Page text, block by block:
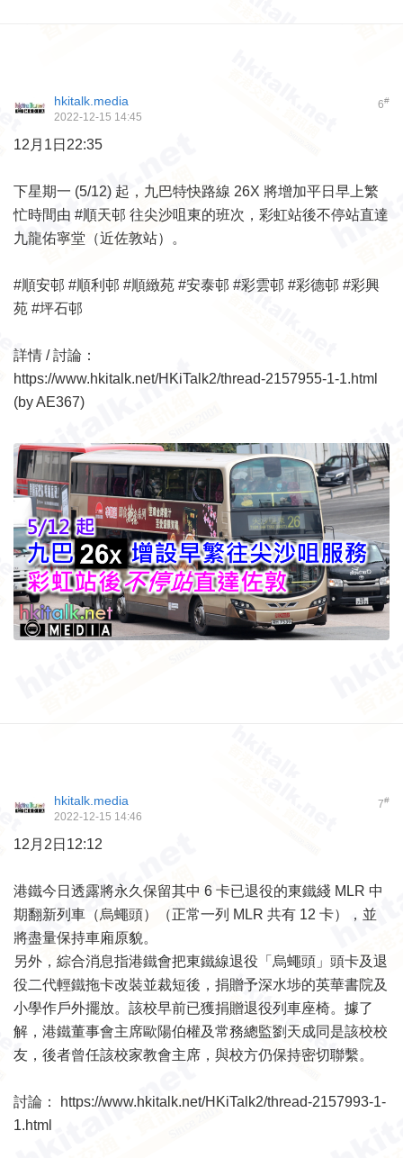
6#
hkitalk.media
2022-12-15 14:45
12月1日22:35
下星期一 (5/12) 起，九巴特快路線 26X 將增加平日早上繁
忙時間由 #順天邨 往尖沙咀東的班次，彩虹站後不停站直達
九龍佑寧堂（近佐敦站）。
#順安邨 #順利邨 #順緻苑 #安泰邨 #彩雲邨 #彩德邨 #彩興
苑 #坪石邨
詳情 / 討論：
https://www.hkitalk.net/HKiTalk2/thread-2157955-1-1.html
(by AE367)
7#
hkitalk.media
2022-12-15 14:46
12月2日12:12
港鐵今日透露將永久保留其中 6 卡已退役的東鐵綫 MLR 中
期翻新列車（烏蠅頭）（正常一列 MLR 共有 12 卡），並
將盡量保持車廂原貌。
另外，綜合消息指港鐵會把東鐵線退役「烏蠅頭」頭卡及退
役二代輕鐵拖卡改裝並裁短後，捐贈予深水埗的英華書院及
小學作戶外擺放。該校早前已獲捐贈退役列車座椅。據了
解，港鐵董事會主席歐陽伯權及常務總監劉天成同是該校校
友，後者曾任該校家教會主席，與校方仍保持密切聯繫。
討論：
https://www.hkitalk.net/HKiTalk2/thread-2157993-1-
1.html